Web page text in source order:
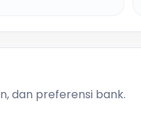
dan preferensi bank.